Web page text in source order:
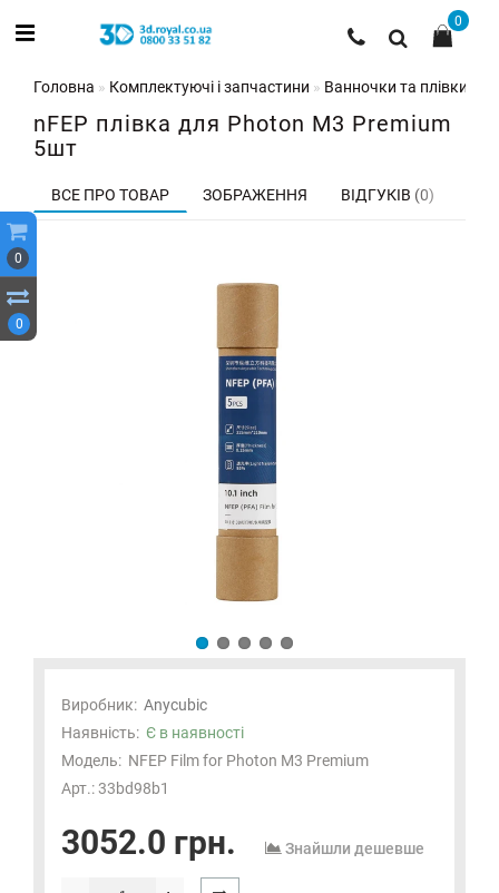
0
0
0
Головна Комплектуючі і запчастини Ванночки та плівки для
nFEP плівка для Photon M3 Premium
5шт
ВСЕ ПРО ТОВАР ЗОБРАЖЕННЯ ВІДГУКІВ (0)
Виробник: Anycubic
Наявність: Є в наявності
Модель: NFEP Film for Photon M3 Premium
Арт.: 33bd98b1
3052.0 грн. Знайшли дешевше